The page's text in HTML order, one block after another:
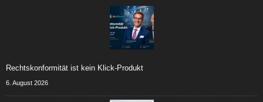
Rechtskonformität ist kein Klick-Produkt
6. August 2026